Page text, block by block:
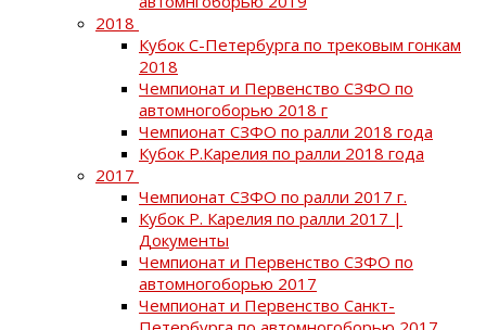
2018
Кубок С-Петербурга по трековым гонкам
2018
Чемпионат и Первенство СЗФО по
автомногоборью 2018 г
Чемпионат СЗФО по ралли 2018 года
Кубок Р.Карелия по ралли 2018 года
2017
Чемпионат СЗФО по ралли 2017 г.
Кубок Р. Карелия по ралли 2017 |
Документы
Чемпионат и Первенство СЗФО по
автомногоборью 2017
Чемпионат и Первенство Санкт-